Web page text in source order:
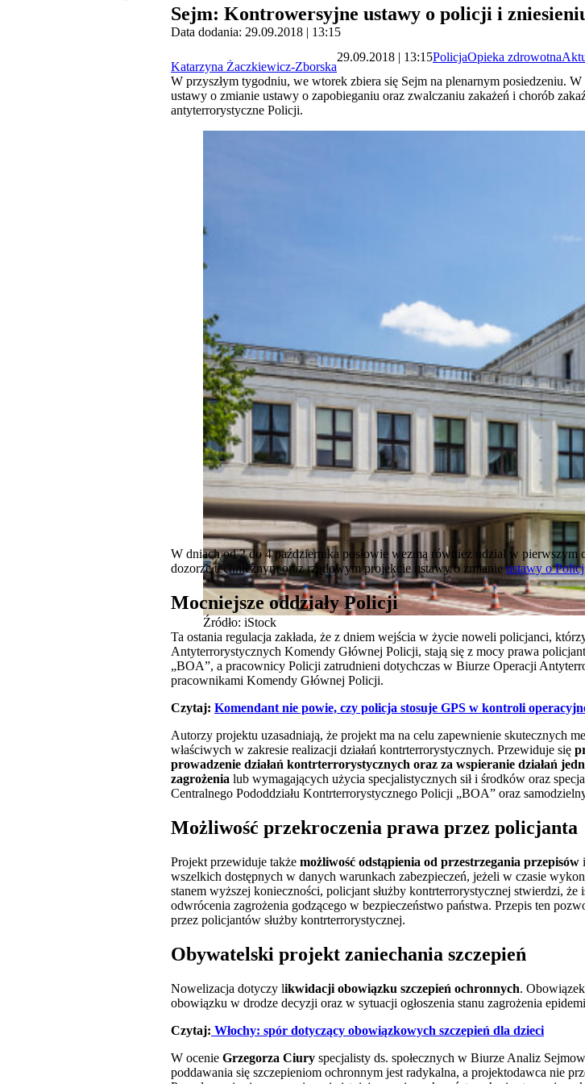
Sejm: Kontrowersyjne ustawy o policji i
Data dodania: 29.09.2018 | 13:15
Katarzyna Żaczkiewicz-Zborska
29.09.2018 | 13:15PolicjaOpieka zdrowotna
W przyszłym tygodniu, we wtorek zbiera się Sejm na plenarnym posiedzeniu.
ustawy o zmianie ustawy o zapobieganiu oraz zwalczaniu zakażeń i chorób
antyterrorystyczne Policji.
Źródło: iStock
W dniach od 2 do 4 października posłowie wezmą również udział w
dozorze technicznym oraz rządowym projekcie ustawy o zmianieustawy o
Mocniejsze oddziały Policji
Ta ostania regulacja zakłada, że z dniem wejścia w życie noweli policjanci,
Antyterrorystycznych Komendy Głównej Policji, stają się z mocy prawa
„BOA”, a pracownicy Policji zatrudnieni dotychczas w Biurze Operacji
pracownikami Komendy Głównej Policji.
Czytaj: Komendant nie powie, czy policja stosuje GPS w kontroli
Autorzy projektu uzasadniają, że projekt ma na celu zapewnienie skutecznych
właściwych w zakresie realizacji działań kontrterrorystycznych. Przewiduje się
prowadzenie działań kontrterrorystycznych oraz za wspieranie działań
zagrożenia lub wymagających użycia specjalistycznych sił i środków oraz
Centralnego Pododdziału Kontrterrorystycznego Policji „BOA” oraz
Możliwość przekroczenia prawa przez policjanta
Projekt przewiduje także możliwość odstąpienia od przestrzegania przepisów
wszelkich dostępnych w danych warunkach zabezpieczeń, jeżeli w czasie
stanem wyższej konieczności, policjant służby kontrterrorystycznej stwierdzi,
odwrócenia zagrożenia godzącego w bezpieczeństwo państwa. Przepis ten
przez policjantów służby kontrterrorystycznej.
Obywatelski projekt zaniechania szczepień
Nowelizacja dotyczy likwidacji obowiązku szczepień ochronnych.
obowiązku w drodze decyzji oraz w sytuacji ogłoszenia stanu zagrożenia
Czytaj: Włochy: spór dotyczący obowiązkowych szczepień dla dzieci
W ocenie Grzegorza Ciury specjalisty ds. społecznych w Biurze Analiz
poddawania się szczepieniom ochronnym jest radykalna, a projektodawca nie